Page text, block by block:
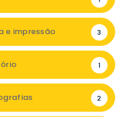
e impressão 3
1
2